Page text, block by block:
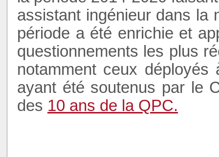
assistant ingénieur dans la
période a été enrichie et
questionnements les plus
notamment ceux déployés
ayant été soutenus par le
des 10 ans de la QPC.